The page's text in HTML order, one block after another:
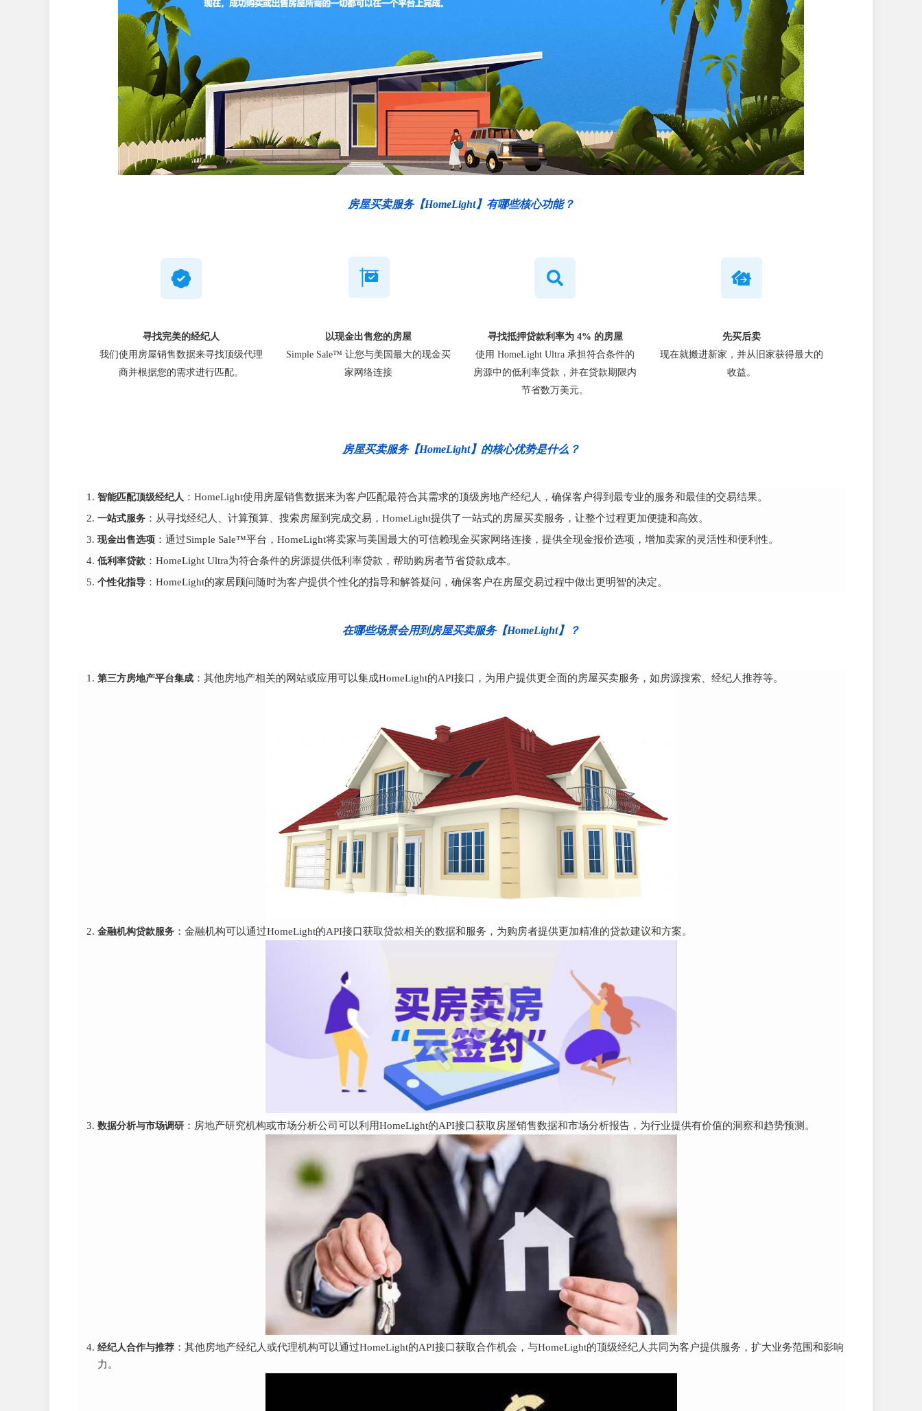
房屋买卖服务【HomeLight】有哪些核心功能？
寻找完美的经纪人
我们使用房屋销售数据来寻找顶级代理
商并根据您的需求进行匹配。
以现金出售您的房屋
Simple Sale™ 让您与美国最大的现金买
家网络连接
寻找抵押贷款利率为 4% 的房屋
使用 HomeLight Ultra 承担符合条件的
房源中的低利率贷款，并在贷款期限内
节省数万美元。
先买后卖
现在就搬进新家，并从旧家获得最大的
收益。
房屋买卖服务【HomeLight】的核心优势是什么？
智能匹配顶级经纪人 ：HomeLight使用房屋销售数据来为客户匹配最符合其需求的顶级房地产经纪人，确保客户得到最专业的服务和最佳的交易结果。
一站式服务 ：从寻找经纪人、计算预算、搜索房屋到完成交易，HomeLight提供了一站式的房屋买卖服务，让整个过程更加便捷和高效。
现金出售选项 ：通过Simple Sale™平台，HomeLight将卖家与美国最大的可信赖现金买家网络连接，提供全现金报价选项，增加卖家的灵活性和便利性。
低利率贷款 ：HomeLight Ultra为符合条件的房源提供低利率贷款，帮助购房者节省贷款成本。
个性化指导 ：HomeLight的家居顾问随时为客户提供个性化的指导和解答疑问，确保客户在房屋交易过程中做出更明智的决定。
在哪些场景会用到房屋买卖服务【HomeLight】？
第三方房地产平台集成 ：其他房地产相关的网站或应用可以集成HomeLight的API接口，为用户提供更全面的房屋买卖服务，如房源搜索、经纪人推荐等。
金融机构贷款服务 ：金融机构可以通过HomeLight的API接口获取贷款相关的数据和服务，为购房者提供更加精准的贷款建议和方案。
数据分析与市场调研 ：房地产研究机构或市场分析公司可以利用HomeLight的API接口获取房屋销售数据和市场分析报告，为行业提供有价值的洞察和趋势预测。
经纪人合作与推荐 ：其他房地产经纪人或代理机构可以通过HomeLight的API接口获取合作机会，与HomeLight的顶级经纪人共同为客户提供服务，扩大业务范围和影响
力。